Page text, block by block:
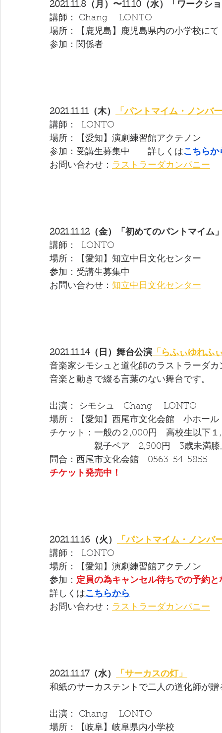
2021.11.8（月）〜11.10（水）「ワークシ
講師： Chang　 LONTO
場所：【鹿児島】鹿児島県内の小学校にて
参加：関係者
2021.11.11（木）
「パントマイム・ノンバ
講師：  LONTO
場所：【愛知】演劇練習館アクテノン
参加：受講生募集中　　詳しくはこちらか
お問い合わせ： ラストラーダカンパニー
2021.11.12（金）「初めてのパントマイム
講師：  LONTO
場所：【愛知】知立中日文化センター
参加：受講生募集中
お問い合わせ： 知立中日文化センター
2021.11.14（日）舞台公演 「らふぃゆれふ
音楽家シモシュと道化師のラストラーダ
音楽と動きで綴る言葉のない舞台です。
出演： シモシュ　Chang　 LONTO
場所：【愛知】西尾市文化会館　小ホール
チケット：一般の２,000円　高校生以下
親子ペア　2,500円　3歳未満膝
問合：西尾市文化会館　0563-54-5855
チケット発売中！
2021.11.16（火）
「パントマイム・ノンバ
講師：  LONTO
場所：【愛知】演劇練習館アクテノン
参加： 定員の為キャンセル待ちでの予約と
詳しくはこちらから
お問い合わせ： ラストラーダカンパニー
2021.11.17（水）
「サーカスの灯」
和紙のサーカステントで二人の道化師が
出演： Chang　 LONTO
場所：【岐阜】岐阜県内小学校